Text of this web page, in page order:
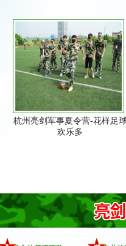
杭州亮剑军事夏令营-花样足
欢乐多